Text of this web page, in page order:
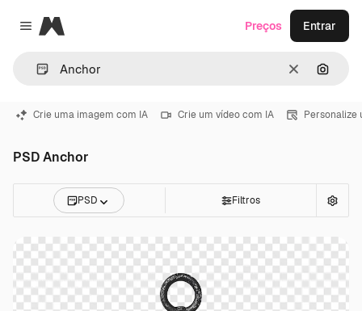
Close menu
Magnific
Limpar
Preços Entrar
Crie uma imagem com IA Crie um vídeo com IA Personalize
PSD Anchor
PSD Filtros